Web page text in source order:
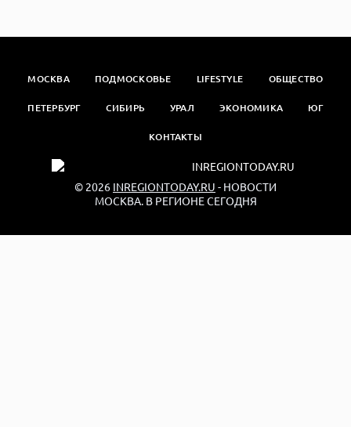
МОСКВА ПОДМОСКОВЬЕ LIFESTYLE ОБЩЕСТВО
ПЕТЕРБУРГ СИБИРЬ УРАЛ ЭКОНОМИКА ЮГ
КОНТАКТЫ
© 2026 INREGIONTODAY.RU - НОВОСТИ
МОСКВА. В РЕГИОНЕ СЕГОДНЯ